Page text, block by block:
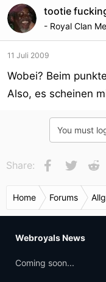
t
e
r
tootie
- Royal Clan
11 Juli 2009
Wobei? Beim
Also, es scheinen
You must
Share: Facebook
Twitter
Home Forums
Webroyals News
Coming soon...